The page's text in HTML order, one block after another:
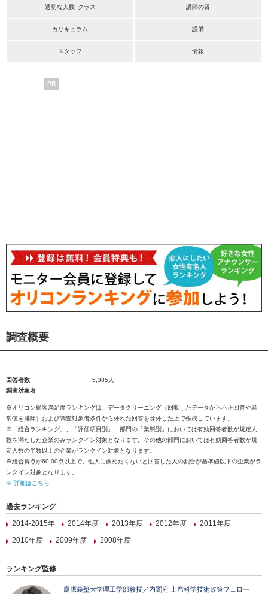
適切な人数･クラス 講師の質
カリキュラム 設備
スタッフ 情報
PR
調査概要
回答者数
5,385人
調査対象者
※オリコン顧客満足度ランキングは、データクリーニング（回収したデータから不正回答や異
常値を排除）および調査対象者条件から外れた回答を除外した上で作成しています。
※「総合ランキング」、「評価項目別」、部門の「業態別」においては有効回答者数が規定人
数を満たした企業のみランクイン対象となります。その他の部門においては有効回答者数が規
定人数の半数以上の企業がランクイン対象となります。
※総合得点が60.00点以上で、他人に薦めたくないと回答した人の割合が基準値以下の企業がラ
ンクイン対象となります。
≫ 詳細はこちら
過去ランキング
2014-2015年
2014年度 2013年度 2012年度
2011年度
2010年度
2009年度 2008年度
ランキング監修
慶應義塾大学理工学部教授／内閣府 上席科学技術政策フェロー